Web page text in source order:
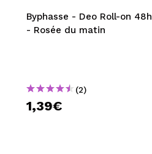
Byphasse - Deo Roll-on 48h
- Rosée du matin
(2)
1,39€